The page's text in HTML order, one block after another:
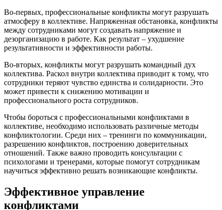
Во-первых, профессиональные конфликты могут разрушать
атмосферу в коллективе. Напряженная обстановка, конфликты
между сотрудниками могут создавать напряжение и
дезорганизацию в работе. Как результат – ухудшение
результативности и эффективности работы.
Во-вторых, конфликты могут разрушать командный дух
коллектива. Раскол внутри коллектива приводит к тому, что
сотрудники теряют чувство единства и солидарности. Это
может привести к снижению мотивации и
профессионального роста сотрудников.
Чтобы бороться с профессиональными конфликтами в
коллективе, необходимо использовать различные методы
конфликтологии. Среди них – тренинги по коммуникации,
разрешению конфликтов, построению доверительных
отношений. Также важно проводить консультации с
психологами и тренерами, которые помогут сотрудникам
научиться эффективно решать возникающие конфликты.
Эффективное управление
конфликтами